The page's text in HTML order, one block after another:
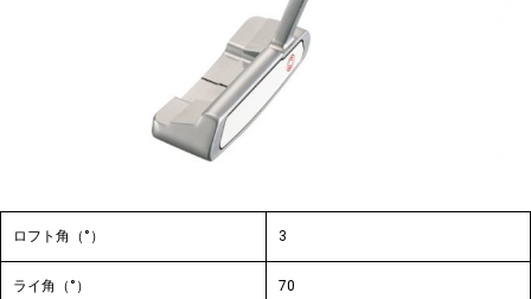
ロフト角（°） 3
ライ角（°） 70